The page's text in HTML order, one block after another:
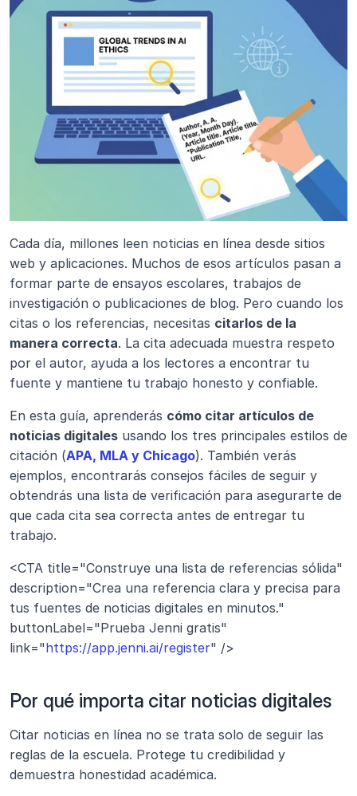
Cada día, millones leen noticias en línea desde sitios
web y aplicaciones. Muchos de esos artículos pasan a
formar parte de ensayos escolares, trabajos de
investigación o publicaciones de blog. Pero cuando los
citas o los referencias, necesitas citarlos de la
manera correcta. La cita adecuada muestra respeto
por el autor, ayuda a los lectores a encontrar tu
fuente y mantiene tu trabajo honesto y confiable.
En esta guía, aprenderás cómo citar artículos de
noticias digitales usando los tres principales estilos de
citación (APA, MLA y Chicago). También verás
ejemplos, encontrarás consejos fáciles de seguir y
obtendrás una lista de verificación para asegurarte de
que cada cita sea correcta antes de entregar tu
trabajo.
<CTA title="Construye una lista de referencias sólida"
description="Crea una referencia clara y precisa para
tus fuentes de noticias digitales en minutos."
buttonLabel="Prueba Jenni gratis"
link="https://app.jenni.ai/register" />
Por qué importa citar noticias digitales
Citar noticias en línea no se trata solo de seguir las
reglas de la escuela. Protege tu credibilidad y
demuestra honestidad académica.